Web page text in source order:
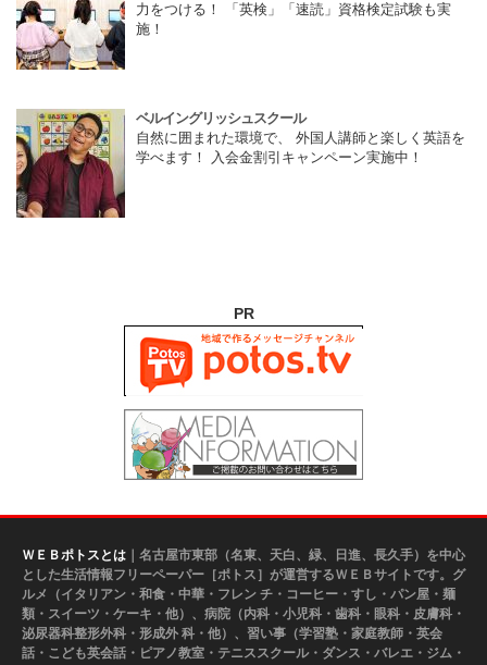
力をつける！ 「英検」「速読」資格検定試験も実
施！
ベルイングリッシュスクール
自然に囲まれた環境で、 外国人講師と楽しく英語を
学べます！ 入会金割引キャンペーン実施中！
PR
ＷＥＢポトスとは ｜名古屋市東部（名東、天白、緑、日進、長久手）を中心
とした生活情報フリーペーパー［ポトス］が運営するＷＥＢサイトです。グ
ルメ（イタリアン・和食・中華・フレン チ・コーヒー・すし・パン屋・麺
類・スイーツ・ケーキ・他）、病院（内科・小児科・歯科・眼科・皮膚科・
泌尿器科整形外科・形成外 科・他）、習い事（学習塾・家庭教師・英会
話・こども英会話・ピアノ教室・テニススクール・ダンス・バレエ・ジム・